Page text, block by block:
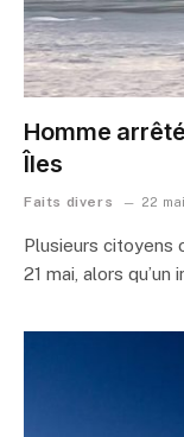
Homme
Îles
Faits divers 22
Plusieurs citoyens
21 mai, alors